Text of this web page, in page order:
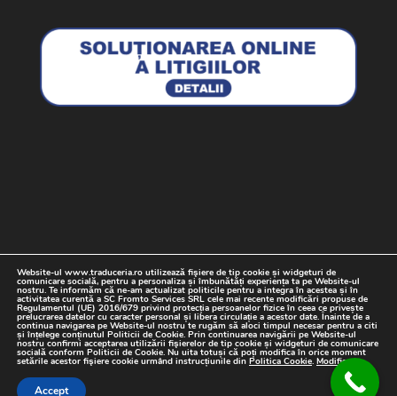
Termeni si Conditii
Politica cookie
Date cu caracter personal
Contact
© Traduceri Autorizate 2018-2019. Toate drepturile
Website-ul www.traduceria.ro utilizează fişiere de tip cookie și widgeturi de
comunicare socială, pentru a personaliza și îmbunătăți experiența ta pe Website-ul
nostru. Te informăm că ne-am actualizat politicile pentru a integra în acestea și în
activitatea curentă a SC Fromto Services SRL cele mai recente modificări propuse de
Regulamentul (UE) 2016/679 privind protecția persoanelor fizice în ceea ce privește
prelucrarea datelor cu caracter personal și libera circulație a acestor date. Înainte de a
continua navigarea pe Website-ul nostru te rugăm să aloci timpul necesar pentru a citi
și înțelege conținutul Politicii de Cookie. Prin continuarea navigării pe Website-ul
nostru confirmi acceptarea utilizării fişierelor de tip cookie și widgeturi de comunicare
socială conform Politicii de Cookie. Nu uita totuși că poți modifica în orice moment
setările acestor fişiere cookie urmând instrucțiunile din Politica Cookie. Modifica.
Accept